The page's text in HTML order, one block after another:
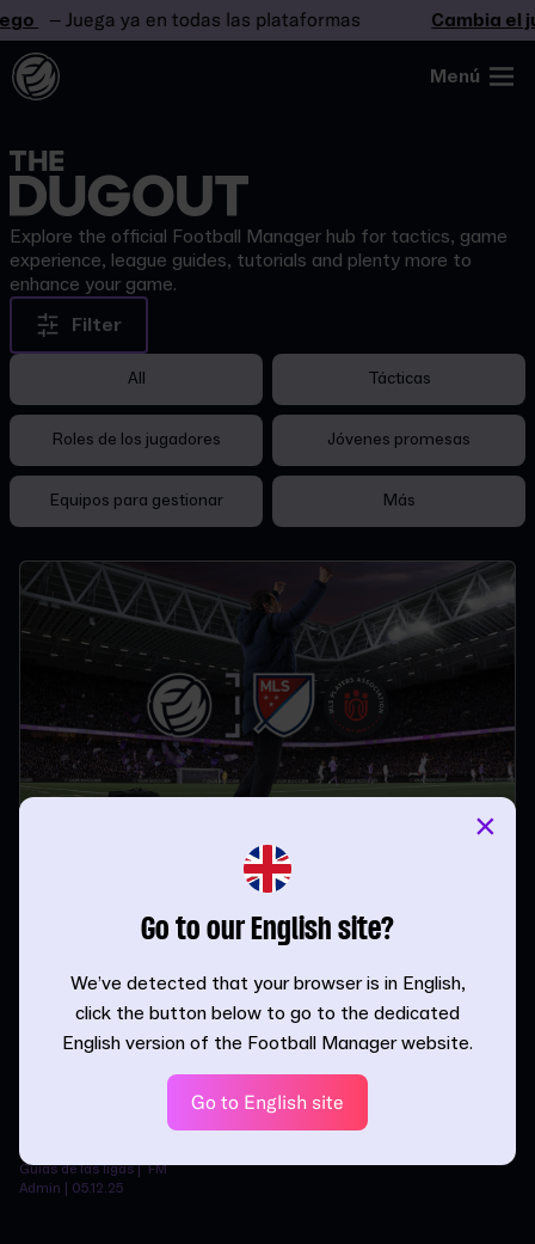
– Juega ya en todas las plataformas Cambia el
Menú
Explore the official Football Manager hub for tactics, game
experience, league guides, tutorials and plenty more to
enhance your game.
Filter
All Tácticas
Roles de los jugadores Jóvenes promesas
Equipos para gestionar Más
Guía de la MLS en FM26
BARCLAYS WOMEN'S SUPER
LEAGUE EN FM26
Guías de las ligas | FM
Admin | 05.12.25
Go to our English site?
We’ve detected that your browser is in English,
click the button below to go to the dedicated
English version of the Football Manager website.
Go to English site
×